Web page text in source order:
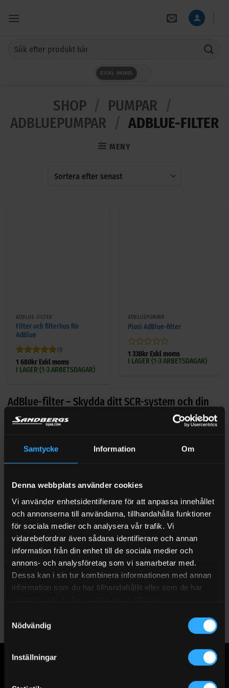
Samtycke Information Om
Denna webbplats använder cookies
Vi använder enhetsidentifierare för att anpassa innehållet
och annonserna till användarna, tillhandahålla funktioner
för sociala medier och analysera vår trafik. Vi
vidarebefordrar även sådana identifierare och annan
information från din enhet till de sociala medier och
annons- och analysföretag som vi samarbetar med.
Dessa kan i sin tur kombinera informationen med annan
information som du har tillhandahållit eller som de har
Nödvändig
Inställningar
EXKL MOMS
SHOP PUMPAR
ADBLUEPUMPAR
ADBLUE-FILTER
MENY
ADBLUE-FILTER
Filter och filterhus för
AdBlue
Betygsatt 5
av 5
(1)
1 680kr Exkl moms
I LAGER (1-3 ARBETSDAGAR)
ADBLUEPUMPAR
Piusi AdBlue-filter
Betygsatt
1 338kr Exkl moms
I LAGER (1-3 ARBETSDAGAR)
AdBlue-filter – Skydda ditt SCR-system och din
pump
effektivt och leverera ren AdBlue till ditt fordon. Filtret
installeras enkelt på pumpar som överför AdBlue från fat eller
partiklar och föroreningar som annars kan skada fordonets
SCR-system. Det säkerställer optimal prestanda och minskar
risken för kostsamma reparationer.
Våra filter passar de flesta pumpar och håller AdBlue-
påfyllningar rena. Detta är särskilt viktigt i både kommersiella
och industriella miljöer. Ren AdBlue förlänger fordonens
livslängd och hjälper dig att uppfylla miljökrav.